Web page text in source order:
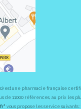
est une pharmacie française
de 11000 références, au prix les
vous propose les service suivants :